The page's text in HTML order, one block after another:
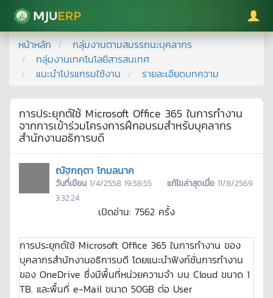
มหาวิทยาลัยแม่โจ้
หน้าหลัก
กลุ่มงานตามสมรรถนะบุคลากร
กลุ่มงานเทคโนโลยีสารสนเทศ
แนะนำโปรแกรมใช้งาน
รายละเอียดบทความ
การประยุกต์ใช้ Microsoft Office 365 ในการทำงาน
จากการเข้าร่วมโครงการฝึกอบรมสำหรับบุคลากร
สำนักงานอธิการบดี
ณัฐกฤตา โกมลนาค
วันที่เขียน 1/4/2558 19:58:55 แก้ไขล่าสุดเมื่อ 11/8/2569
3:32:24
เปิดอ่าน: 7562 ครั้ง
การประยุกต์ใช้ Microsoft Office 365 ในการทำงาน ของ
บุคลากรสำนักงานอธิการบดี โดยแนะนำฟังก์ชั่นการทำงาน
ของ OneDrive ซึ่งมีพื้นที่หน่วยความจำ บน Cloud ขนาด 1
TB. และพื้นที่ e-Mail ขนาด 50GB ต่อ User